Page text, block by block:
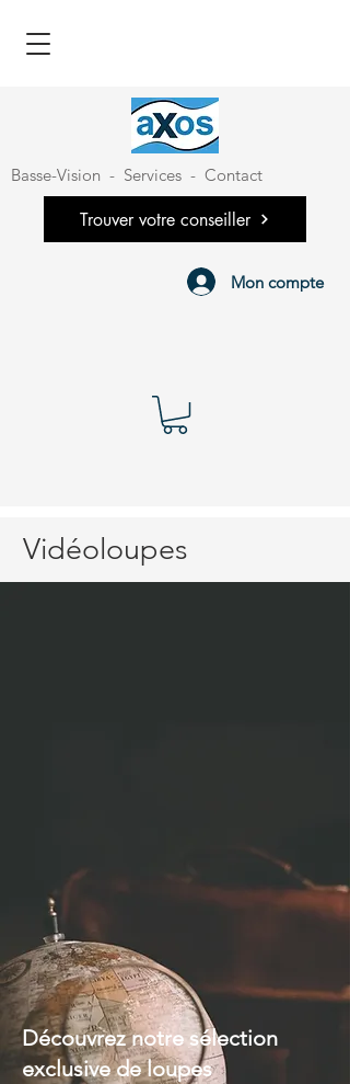
Basse-Vision - Services - Contact
Trouver votre conseiller
Mon compte
Vidéoloupes
Découvrez notre sélection
exclusive de loupes